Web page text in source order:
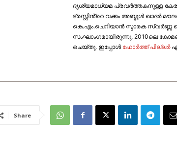
ദൃശ്യമാധ്യമ പ്രവര്‍ത്തകനുള്ള കേരള
ട്രസ്റ്റിൻ്റെ വക്കം അബ്ദുള്‍ ഖാദര്‍
കെ.എം.ചെറിയാന്‍ സ്മാരക സ്വര്‍ണ്ണ
സംഘാംഗമായിരുന്നു. 2010ലെ
ചെയ്തു. ഇപ്പോള്‍ ഫോ‍ർത്ത് പില്ല‍ർ
Share